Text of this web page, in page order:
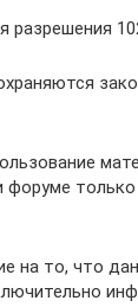
разрешения
на то, что